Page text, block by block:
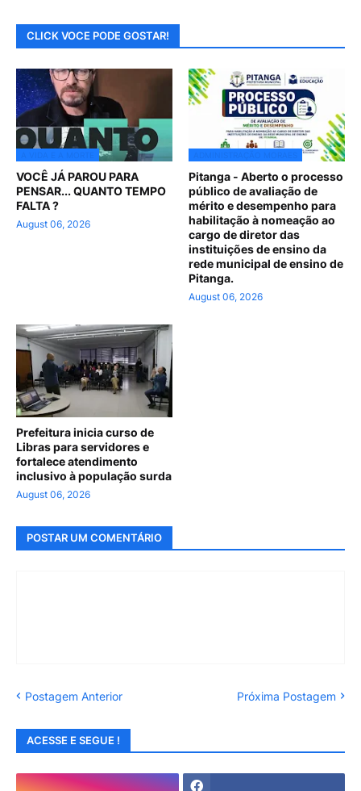
CLICK VOCE PODE GOSTAR!
VOCÊ JÁ PAROU PARA
PENSAR... QUANTO TEMPO
FALTA ?
August 06, 2026
Pitanga - Aberto o processo
público de avaliação de
mérito e desempenho para
habilitação à nomeação ao
cargo de diretor das
instituições de ensino da
rede municipal de ensino de
Pitanga.
August 06, 2026
Prefeitura inicia curso de
Libras para servidores e
fortalece atendimento
inclusivo à população surda
August 06, 2026
POSTAR UM COMENTÁRIO
Postagem Anterior Próxima Postagem
ACESSE E SEGUE !